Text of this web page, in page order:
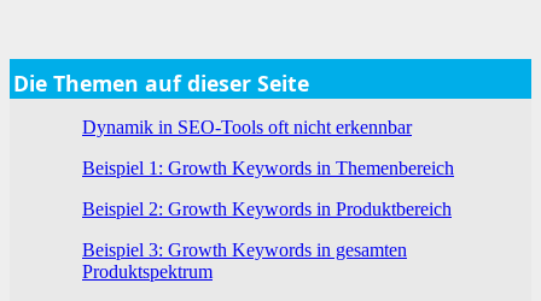
Die Themen auf dieser Seite
Dynamik in SEO-Tools oft nicht erkennbar
Beispiel 1: Growth Keywords in Themenbereich
Beispiel 2: Growth Keywords in Produktbereich
Beispiel 3: Growth Keywords in gesamten
Produktspektrum